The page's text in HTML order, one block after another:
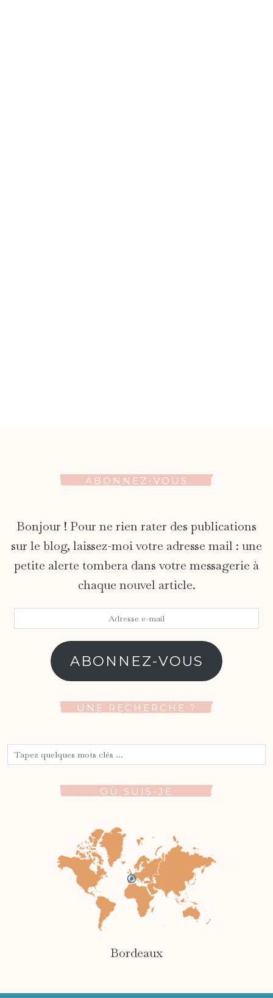
ABONNEZ-VOUS
Bonjour ! Pour ne rien rater des publications
sur le blog, laissez-moi votre adresse mail : une
petite alerte tombera dans votre messagerie à
chaque nouvel article.
ABONNEZ-VOUS
UNE RECHERCHE ?
OÙ SUIS-JE
Bordeaux